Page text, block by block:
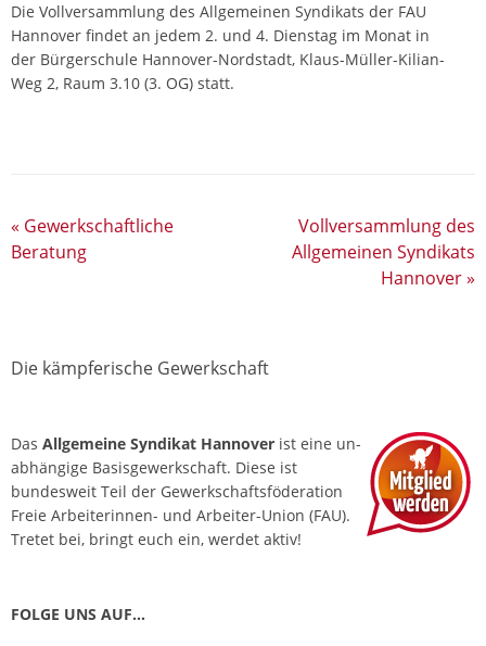
Die Vollversammlung des Allgemeinen Syndikats der FAU
Hannover findet an jedem 2. und 4. Dienstag im Monat in
der Bürgerschule Hannover-Nordstadt, Klaus-Müller-Kilian-
Weg 2, Raum 3.10 (3. OG) statt.
« Gewerkschaftliche
Beratung
Vollversammlung des
Allgemeinen Syndikats
Hannover»
Die kämpferische Gewerkschaft
Das Allgemeine Syndikat Hannover ist eine un­
abhängige Basis­gewerkschaft. Diese ist
bundesweit Teil der Gewerkschafts­föderation
Freie Arbeiterinnen- und Arbeiter-Union (FAU).
Tretet bei, bringt euch ein, werdet aktiv!
FOLGE UNS AUF…